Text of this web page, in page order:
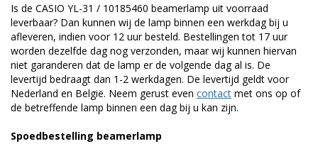
Is de CASIO YL-31 / 10185460 beamerlamp uit voorraad
leverbaar? Dan kunnen wij de lamp binnen een werkdag bij u
afleveren, indien voor 12 uur besteld. Bestellingen tot 17 uur
worden dezelfde dag nog verzonden, maar wij kunnen hiervan
niet garanderen dat de lamp er de volgende dag al is. De
levertijd bedraagt dan 1-2 werkdagen. De levertijd geldt voor
Nederland en België. Neem gerust even contact met ons op of
de betreffende lamp binnen een dag bij u kan zijn.
Spoedbestelling beamerlamp